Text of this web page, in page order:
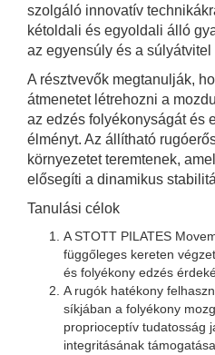
szolgáló innovatív
kétoldali és egyoldali álló
az egyensúly és a súlyátvitel
A résztvevők megtanulják,
átmenetet létrehozni a
az edzés folyékonyságát és
élményt. Az állítható
környezetet teremtenek,
elősegíti a dinamikus
Tanulási célok
A STOTT PILATES
függőleges kereten
és folyékony edzés
A rugók hatékony
síkjában a folyékony
proprioceptív tudatosság
integritásának